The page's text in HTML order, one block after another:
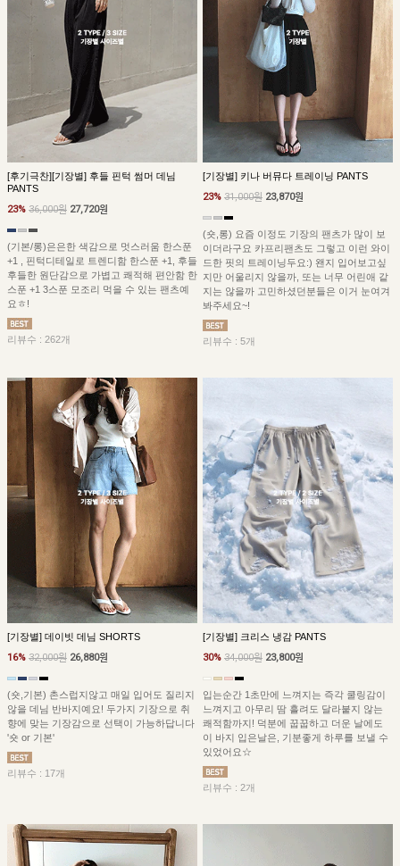
[후기극찬][기장별] 후들 핀턱 썸머 데님
PANTS
23% 36,000원 27,720원
(기본/롱)은은한 색감으로 멋스러움 한스푼
+1 , 핀턱디테일로 트렌디함 한스푼 +1, 후들
후들한 원단감으로 가볍고 쾌적해 편안함 한
스푼 +1 3스푼 모조리 먹을 수 있는 팬츠예
요ㅎ!
리뷰수 : 262개
[기장별] 키나 버뮤다 트레이닝 PANTS
23% 31,000원 23,870원
(숏,롱) 요즘 이정도 기장의 팬츠가 많이 보
이더라구요 카프리팬츠도 그렇고 이런 와이
드한 핏의 트레이닝두요:) 왠지 입어보고싶
지만 어울리지 않을까, 또는 너무 어린애 같
지는 않을까 고민하셨던분들은 이거 눈여겨
봐주세요~!
리뷰수 : 5개
[기장별] 데이빗 데님 SHORTS
16% 32,000원 26,880원
(숏,기본) 촌스럽지않고 매일 입어도 질리지
않을 데님 반바지예요! 두가지 기장으로 취
향에 맞는 기장감으로 선택이 가능하답니다
'숏 or 기본'
리뷰수 : 17개
[기장별] 크리스 냉감 PANTS
30% 34,000원 23,800원
입는순간 1초만에 느껴지는 즉각 쿨링감이
느껴지고 아무리 땀 흘려도 달라붙지 않는
쾌적함까지! 덕분에 꿉꿉하고 더운 날에도
이 바지 입은날은, 기분좋게 하루를 보낼 수
있었어요☆
리뷰수 : 2개